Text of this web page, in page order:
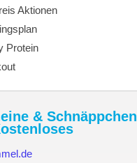
Aktionen
Protein
& Schnäppchen